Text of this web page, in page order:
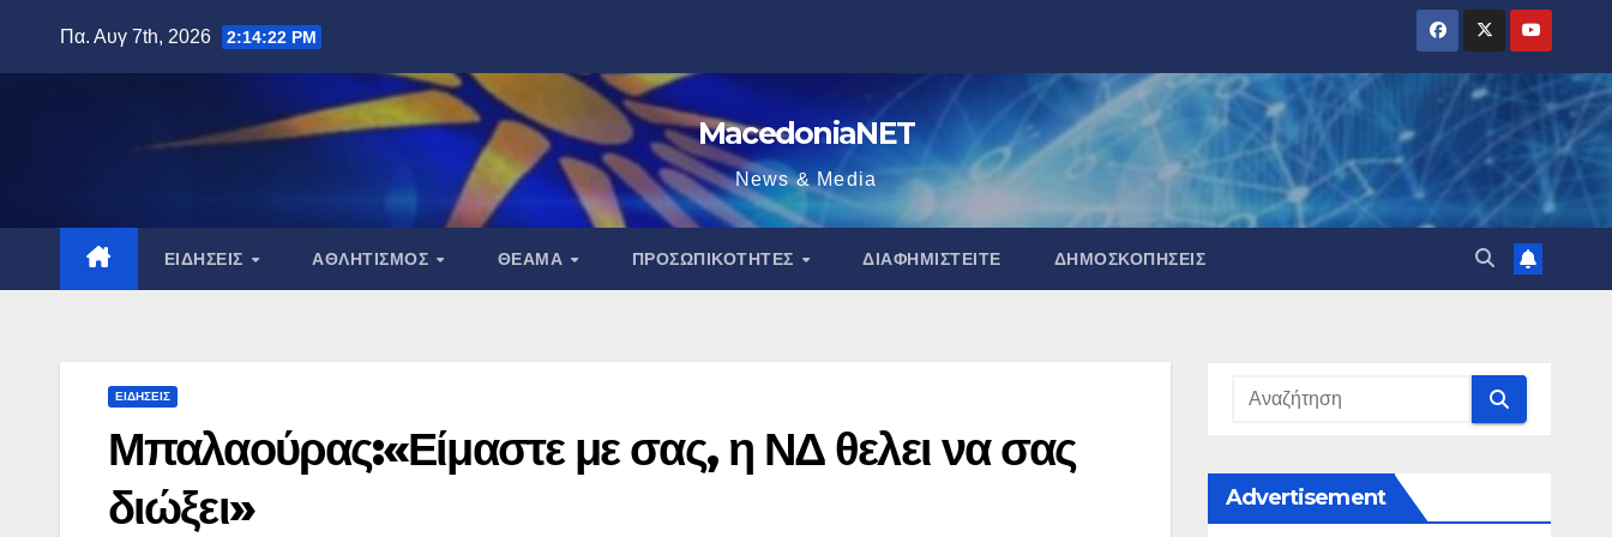
Πα. Αυγ 7th, 2026 2:14:23 PM
MacedoniaNET
News & Media
ΕΙΔΉΣΕΙΣ ΑΘΛΗΤΙΣΜΌΣ ΘΈΑΜΑ ΠΡΟΣΩΠΙΚΌΤΗΤΕΣ ΔΙΑΦΗΜΙΣΤΕΊΤΕ ΔΗΜΟΣΚΟΠΉΣΕΙΣ
ΕΙΔΉΣΕΙΣ
Μπαλαούρας:«Είμαστε με σας, η ΝΔ θελει να σας
διώξει»
Advertisement